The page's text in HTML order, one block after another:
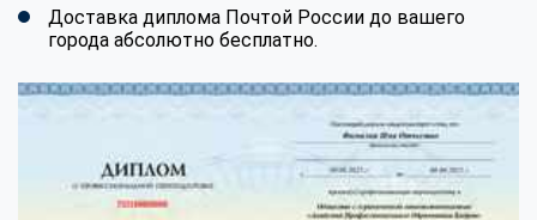
Доставка диплома Почтой России до вашего
города абсолютно бесплатно.